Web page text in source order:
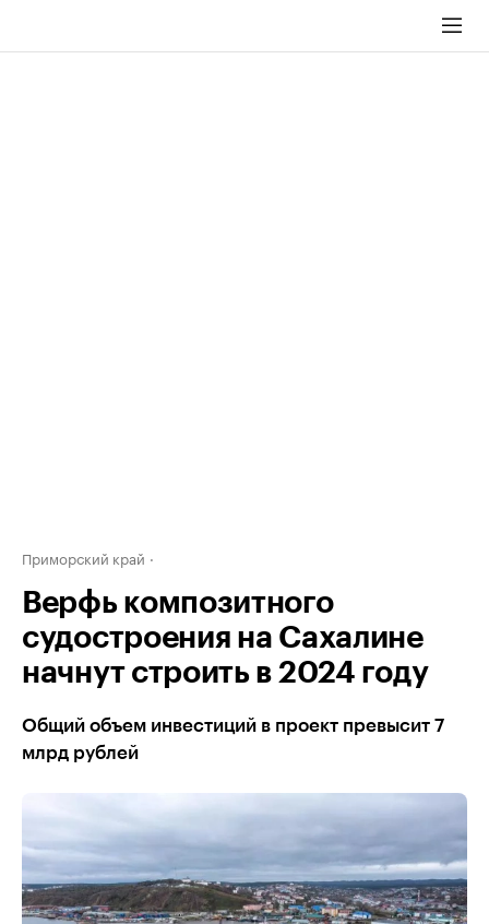
Приморский край
Верфь композитного
судостроения на Сахалине
начнут строить в 2024 году
Общий объем инвестиций в проект превысит 7
млрд рублей